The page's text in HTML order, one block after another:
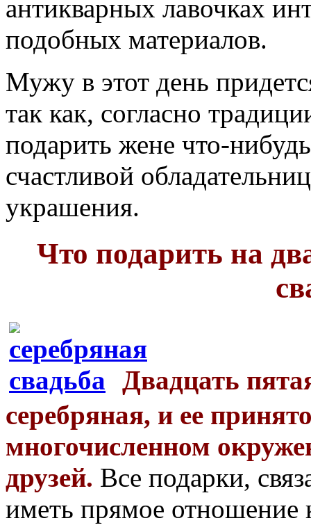
антикварных лавочках
подобных материалов.
Мужу в этот день
так как, согласно
подарить жене что-
счастливой
украшения.
Что подарить на
Двадцать
серебряная, и ее
многочисленном
друзей. Все подарки,
иметь прямое отношение